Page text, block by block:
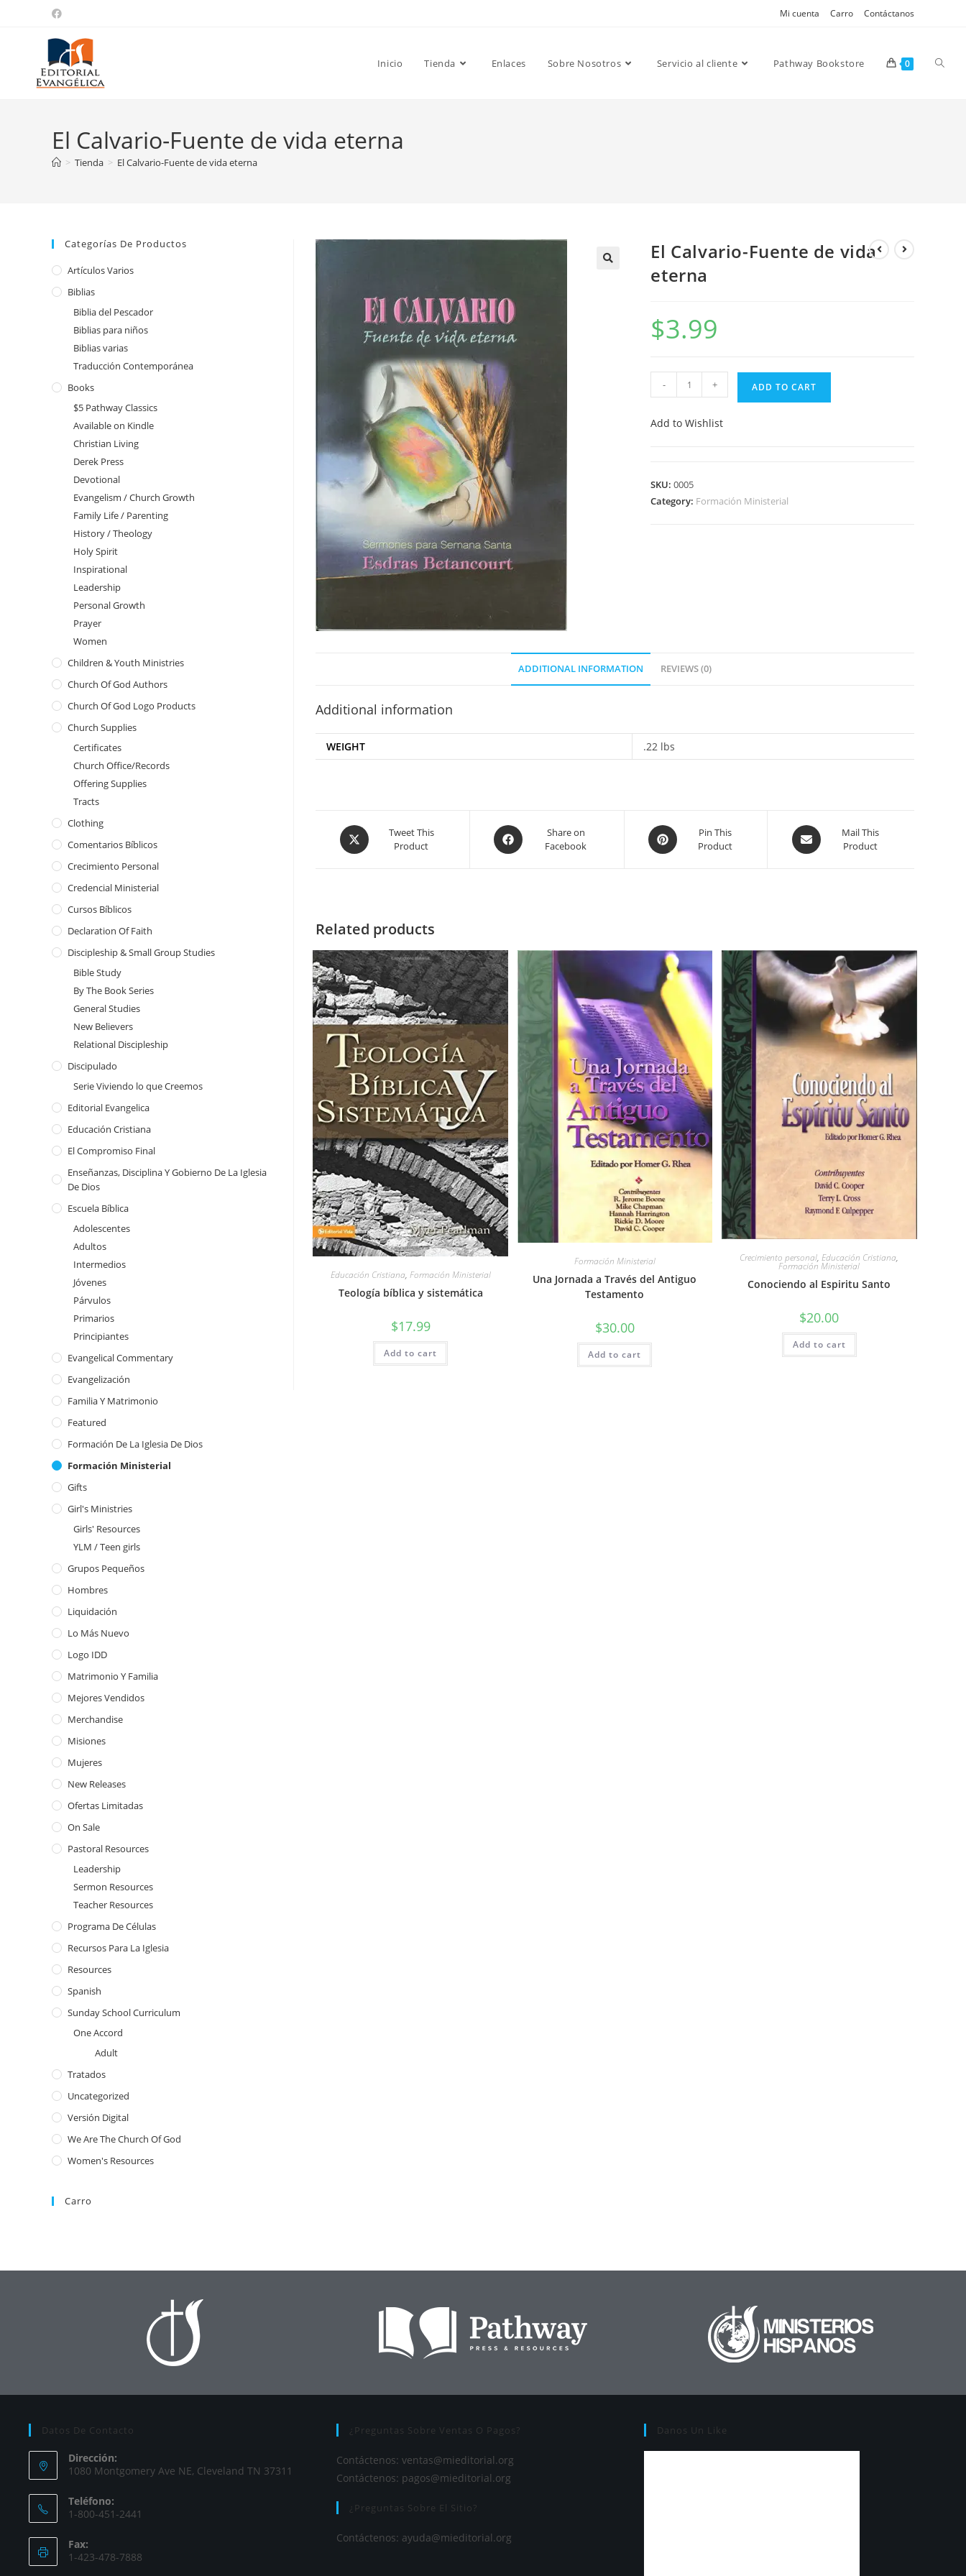
Mi cuenta Carro Contáctanos
Inicio Tienda Enlaces Sobre Nosotros Servicio al cliente Pathway Bookstore 0
El Calvario-Fuente de vida eterna
> Tienda > El Calvario-Fuente de vida eterna
El Calvario-Fuente de vida
eterna
$3.99
- + ADD TO CART
Add to Wishlist
SKU:0005
Category: Formación Ministerial
ADDITIONAL INFORMATION REVIEWS (0)
Additional information
WEIGHT .22 lbs
Tweet This
Product
Share on
Facebook
Pin This
Product
Mail This
Product
Related products
Educación Cristiana, Formación Ministerial
Teología bíblica y sistemática
$17.99
Add to cart
Formación Ministerial
Una Jornada a Través del Antiguo
Testamento
$30.00
Add to cart
Crecimiento personal,Educación Cristiana,
Formación Ministerial
Conociendo al Espiritu Santo
$20.00
Add to cart
Categorías De Productos
Artículos Varios
Biblias
Biblia del Pescador
Biblias para niños
Biblias varias
Traducción Contemporánea
Books
$5 Pathway Classics
Available on Kindle
Christian Living
Derek Press
Devotional
Evangelism / Church Growth
Family Life / Parenting
History / Theology
Holy Spirit
Inspirational
Leadership
Personal Growth
Prayer
Women
Children & Youth Ministries
Church Of God Authors
Church Of God Logo Products
Church Supplies
Certificates
Church Office/Records
Offering Supplies
Tracts
Clothing
Comentarios Bíblicos
Crecimiento Personal
Credencial Ministerial
Cursos Bíblicos
Declaration Of Faith
Discipleship & Small Group Studies
Bible Study
By The Book Series
General Studies
New Believers
Relational Discipleship
Discipulado
Serie Viviendo lo que Creemos
Editorial Evangelica
Educación Cristiana
El Compromiso Final
Enseñanzas, Disciplina Y Gobierno De La Iglesia
De Dios
Escuela Bíblica
Adolescentes
Adultos
Intermedios
Jóvenes
Párvulos
Primarios
Principiantes
Evangelical Commentary
Evangelización
Familia Y Matrimonio
Featured
Formación De La Iglesia De Dios
Formación Ministerial
Gifts
Girl's Ministries
Girls' Resources
YLM / Teen girls
Grupos Pequeños
Hombres
Liquidación
Lo Más Nuevo
Logo IDD
Matrimonio Y Familia
Mejores Vendidos
Merchandise
Misiones
Mujeres
New Releases
Ofertas Limitadas
On Sale
Pastoral Resources
Leadership
Sermon Resources
Teacher Resources
Programa De Células
Recursos Para La Iglesia
Resources
Spanish
Sunday School Curriculum
One Accord
Adult
Tratados
Uncategorized
Versión Digital
We Are The Church Of God
Women's Resources
Carro
Datos De Contacto
Dirección:
1080 Montgomery Ave NE, Cleveland TN 37311
Teléfono:
1-800-451-2441
Fax:
1-423-478-7888
¿Preguntas Sobre Ventas O Pagos?
Contáctenos: ventas@mieditorial.org
Contáctenos: pagos@mieditorial.org
¿Preguntas Sobre El Sitio?
Contáctenos: ayuda@mieditorial.org
Danos Un Like